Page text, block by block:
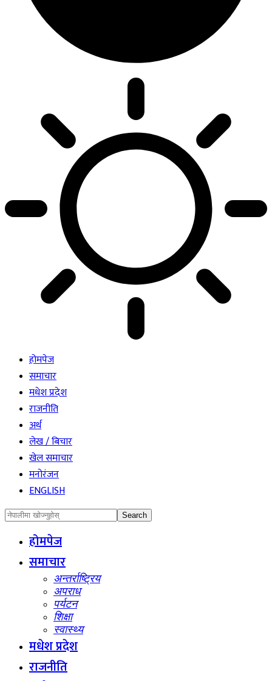
होमपेज
समाचार
मधेश प्रदेश
राजनीति
अर्थ
लेख / बिचार
खेल समाचार
मनोरंजन
ENGLISH
होमपेज
समाचार
अन्तर्राष्ट्रिय
अपराध
पर्यटन
शिक्षा
स्वास्थ्य
मधेश प्रदेश
राजनीति